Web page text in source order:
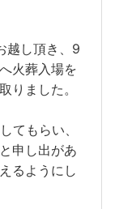
越し頂き、9
火葬入場を
りました。
てもらい、
申し出があ
るようにし